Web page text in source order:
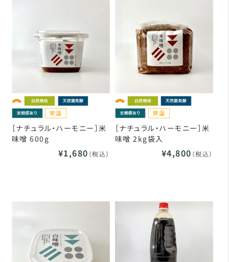
［ナチュラル・ハーモニー］米
味噌 600g
¥1,680 （税込）
［ナチュラル・ハーモニー］米
味噌 2kg袋入
¥4,800 （税込）